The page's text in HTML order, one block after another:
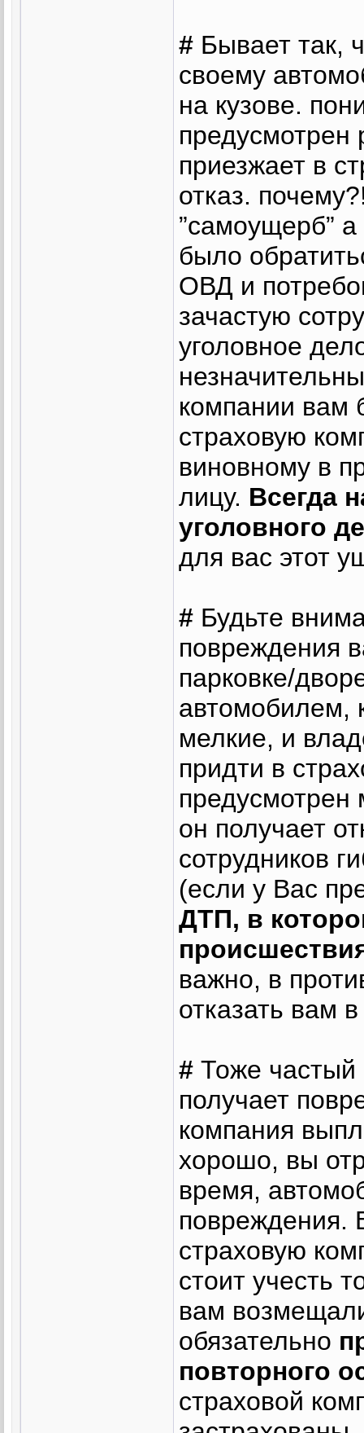
# Бывает так,
своему
на кузове.
предусмотрен
приезжает в
отказ.
”самоущерб” а
было
ОВД и
зачастую
уголовное
компании вам
страховую
виновному в
лицу. Всегда
уголовного
для вас этот
# Будьте
повреждения
парковке/
автомобилем,
мелкие, и
придти в
предусмотрен
он получает
сотрудников
(если у Вас
ДТП, в
важно, в
отказать вам
# Тоже
получает
компания
хорошо, вы
время,
повреждения.
страховую
стоит учесть
вам
обязательно
повторного
страховой